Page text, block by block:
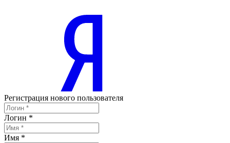
Регистрация нового пользователя
Логин *
Имя *